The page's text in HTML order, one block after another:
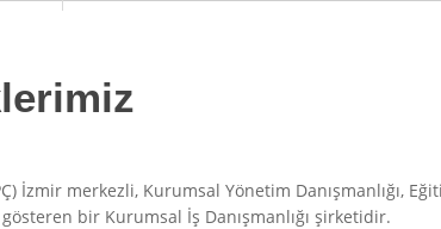
İzmir merkezli, Kurumsal Yönetim Danışmanlığı,
bir Kurumsal İş Danışmanlığı şirketidir.